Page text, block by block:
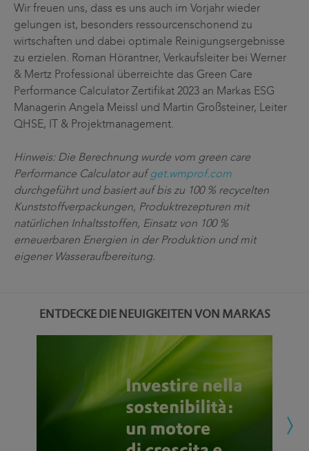
Wir freuen uns, dass es uns auch im Vorjahr wieder
gelungen ist, besonders ressourcenschonend zu
wirtschaften und dabei optimale Reinigungsergebnisse
zu erzielen. Roman Hörantner, Verkaufsleiter bei Werner
& Mertz Professional überreichte das Green Care
Performance Calculator Zertifikat 2023 an Markas ESG
Managerin Angela Meissl und Martin Großsteiner, Leiter
QHSE, IT & Projektmanagement.
Hinweis: Die Berechnung wurde vom green care
Performance Calculator aufget.wmprof.com
durchgeführt und basiert auf bis zu 100 % recycelten
Kunststoffverpackungen, Produktrezepturen mit
natürlichen Inhaltsstoffen, Einsatz von 100 %
erneuerbaren Energien in der Produktion und mit
eigener Wasseraufbereitung.
ENTDECKE DIE NEUIGKEITEN VON MARKAS